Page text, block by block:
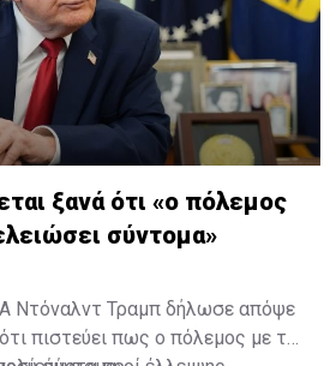
ξανά ότι «ο πόλεμος
σύντομα»
Ντόναλντ Τραμπ δήλωσε απόψε
πιστεύει πως ο πόλεμος με το